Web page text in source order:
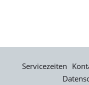
Servicezeiten